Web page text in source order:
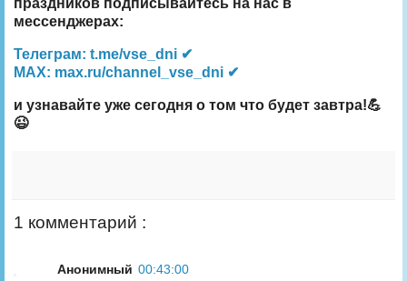
мессенджерах:
Телеграм: t.me/vse_dni ✔
MAX: max.ru/channel_vse_dni ✔
и узнавайте уже сегодня о том что будет завтра!💪
😉
1 комментарий :
Анонимный 00:43:00